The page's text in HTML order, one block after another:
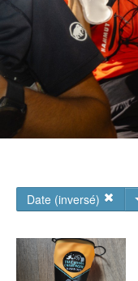
Date (inversé)